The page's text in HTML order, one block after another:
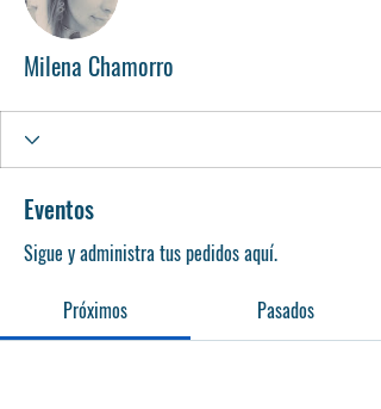
Milena Chamorro
Eventos
Sigue y administra tus pedidos aquí.
Próximos
Pasados